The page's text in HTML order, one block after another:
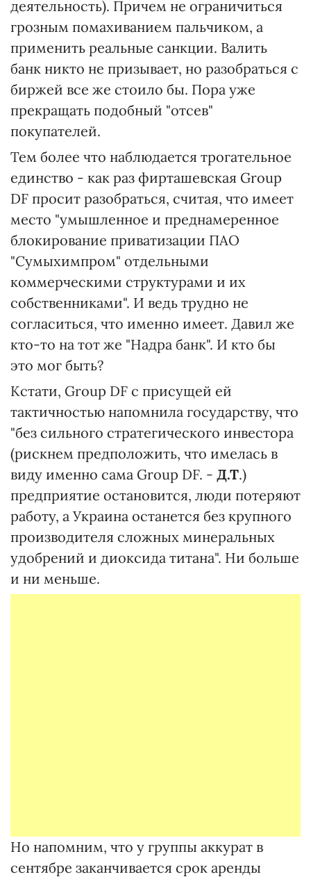
деятельность). Причем не ограничиться
грозным помахиванием пальчиком, а
применить реальные санкции. Валить
банк никто не призывает, но разобраться с
биржей все же стоило бы. Пора уже
прекращать подобный "отсев"
покупателей.
Тем более что наблюдается трогательное
единство - как раз фирташевская Group
DF просит разобраться, считая, что имеет
место "умышленное и преднамеренное
блокирование приватизации ПАО
"Сумыхимпром" отдельными
коммерческими структурами и их
собственниками". И ведь трудно не
согласиться, что именно имеет. Давил же
кто-то на тот же "Надра банк". И кто бы
это мог быть?
Кстати, Group DF с присущей ей
тактичностью напомнила государству, что
"без сильного стратегического инвестора
(рискнем предположить, что имелась в
виду именно сама Group DF. - Д.Т.)
предприятие остановится, люди потеряют
работу, а Украина останется без крупного
производителя сложных минеральных
удобрений и диоксида титана". Ни больше
и ни меньше.
Но напомним, что у группы аккурат в
сентябре заканчивается срок аренды